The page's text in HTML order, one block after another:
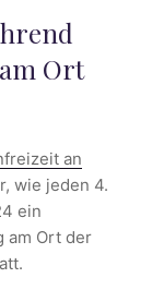
Ort
an
wie jeden 4.
ein
am Ort der